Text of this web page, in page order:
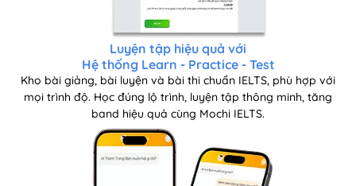
Luyện tập hiệu quả với
Hệ thống Learn - Practice - Test
Kho bài giảng, bài luyện và bài thi chuẩn IELTS, phù hợp với
mọi trình độ. Học đúng lộ trình, luyện tập thông minh, tăng
band hiệu quả cùng Mochi IELTS.